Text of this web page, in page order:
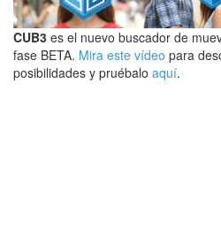
CUB3 es el nuevo buscador de
fase BETA. Mira este vídeo para
posibilidades y pruébalo aquí.